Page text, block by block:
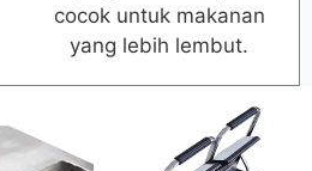
cocok untuk makanan
yang lebih lembut.